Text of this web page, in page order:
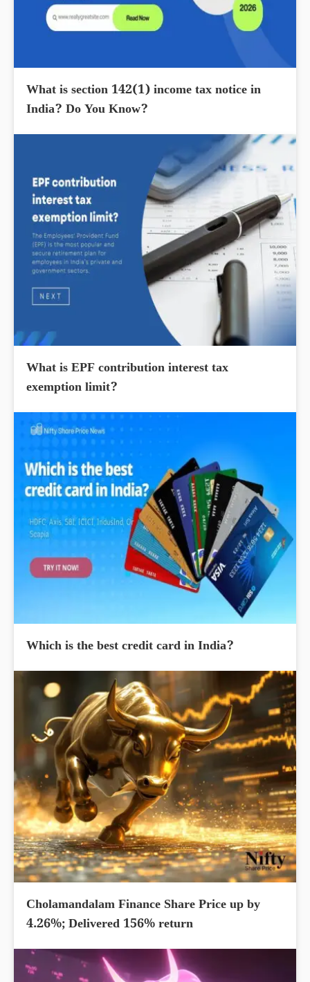
What is section 142(1) income tax notice in
India? Do You Know?
What is EPF contribution interest tax
exemption limit?
Which is the best credit card in India?
Cholamandalam Finance Share Price up by
4.26%; Delivered 156% return